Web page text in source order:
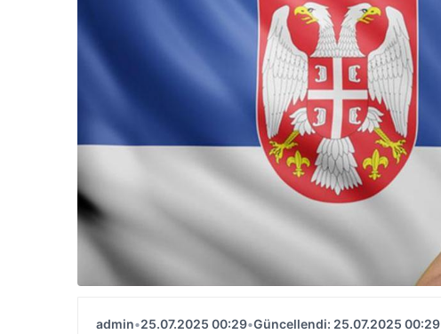
admin•25.07.2025 00:29•Güncellendi: 25.07.2025 00:29